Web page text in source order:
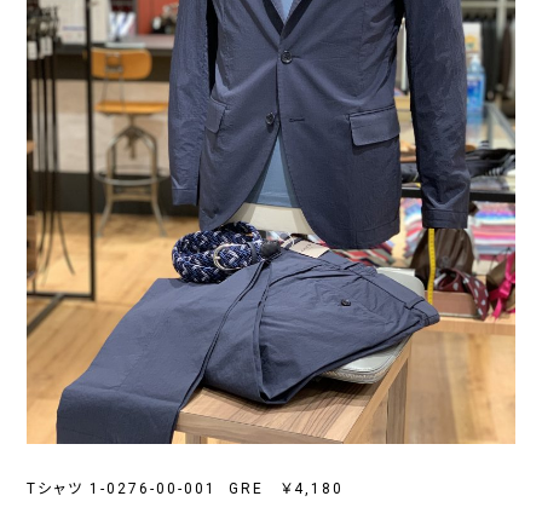
Tシャツ 1-0276-00-001 GRE ￥4,180